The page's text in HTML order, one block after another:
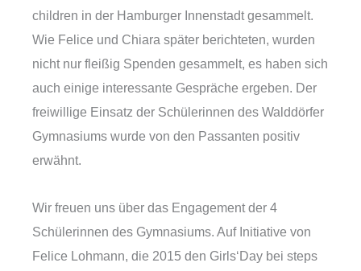
children in der Hamburger Innenstadt gesammelt.
Wie Felice und Chiara später berichteten, wurden
nicht nur fleißig Spenden gesammelt, es haben sich
auch einige interessante Gespräche ergeben. Der
freiwillige Einsatz der Schülerinnen des Walddörfer
Gymnasiums wurde von den Passanten positiv
erwähnt.
Wir freuen uns über das Engagement der 4
Schülerinnen des Gymnasiums. Auf Initiative von
Felice Lohmann, die 2015 den Girls‘Day bei steps